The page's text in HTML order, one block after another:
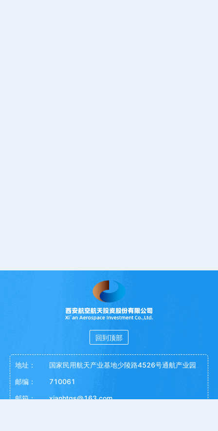
回到顶部
地址：
国家民用航天产业基地少陵路4526号通航产业园
邮编：
710061
邮箱：
xianhtgs@163.com